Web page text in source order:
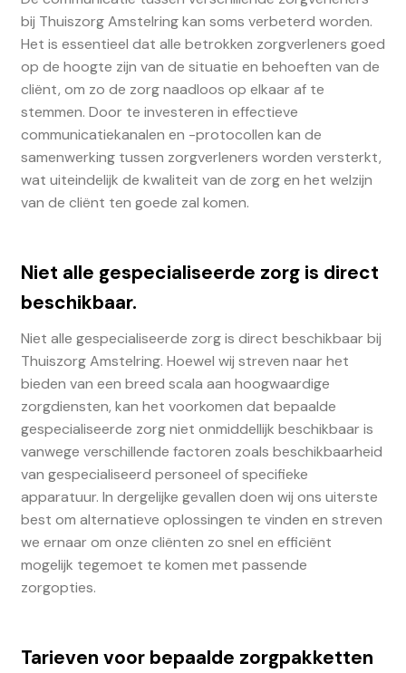
bij Thuiszorg Amstelring kan soms verbeterd worden.
Het is essentieel dat alle betrokken zorgverleners goed
op de hoogte zijn van de situatie en behoeften van de
cliënt, om zo de zorg naadloos op elkaar af te
stemmen. Door te investeren in effectieve
communicatiekanalen en -protocollen kan de
samenwerking tussen zorgverleners worden versterkt,
wat uiteindelijk de kwaliteit van de zorg en het welzijn
van de cliënt ten goede zal komen.
Niet alle gespecialiseerde zorg is direct
beschikbaar.
Niet alle gespecialiseerde zorg is direct beschikbaar bij
Thuiszorg Amstelring. Hoewel wij streven naar het
bieden van een breed scala aan hoogwaardige
zorgdiensten, kan het voorkomen dat bepaalde
gespecialiseerde zorg niet onmiddellijk beschikbaar is
vanwege verschillende factoren zoals beschikbaarheid
van gespecialiseerd personeel of specifieke
apparatuur. In dergelijke gevallen doen wij ons uiterste
best om alternatieve oplossingen te vinden en streven
we ernaar om onze cliënten zo snel en efficiënt
mogelijk tegemoet te komen met passende
zorgopties.
Tarieven voor bepaalde zorgpakketten